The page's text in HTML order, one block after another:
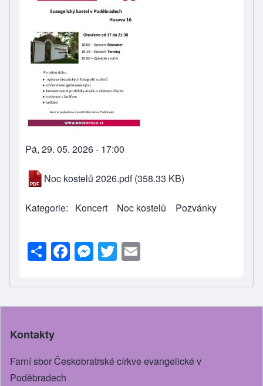
Pá, 29. 05. 2026 - 17:00
Noc kostelů 2026.pdf (358.33 KB)
Kategorie Koncert Noc kostelů Pozvánky
S
h
ar
e
F
a
c
e
o
M
e
ss
e
er
T
wi
tt
er
ail
Kontakty
Farní sbor Českobratrské církve evangelické v
Poděbradech